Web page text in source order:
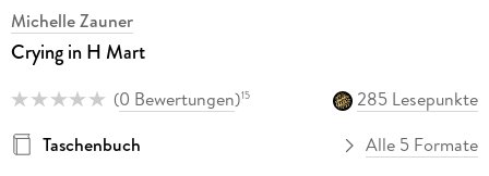
Michelle Zauner
Crying in H Mart
(0 Bewertungen)15
285 Lesepunkte
Taschenbuch
Alle 5 Formate